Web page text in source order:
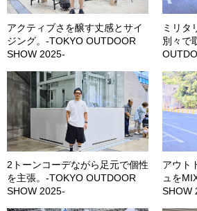
アクティブさを醸す丈感とサイ
ジング。-TOKYO OUTDOOR
SHOW 2025-
ミリタ
別々で
2トーンコーデながら足元で個性
を主張。-TOKYO OUTDOOR
SHOW 2025-
アウト
ュを
SHOW